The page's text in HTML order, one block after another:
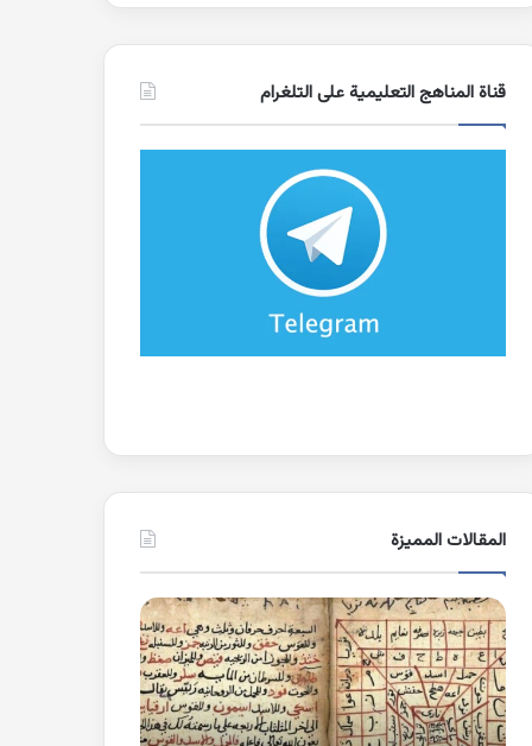
قناة المناهج التعليمية على التلغرام
المقالات المميزة
اسماء
الجن
في
كتاب
شمس
المعارف
كلمات
بها
همزة
متطرفة
على
الواو